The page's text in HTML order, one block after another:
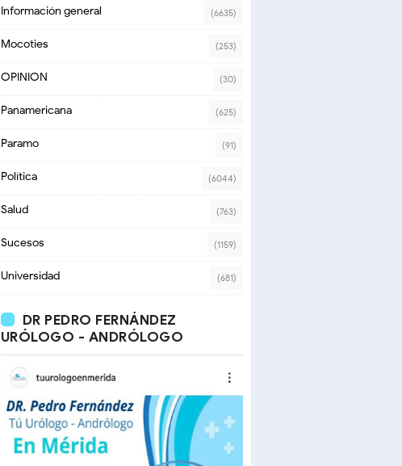
Información general (6635)
Mocoties (253)
OPINION (30)
Panamericana (625)
Paramo (91)
Política (6044)
Salud (763)
Sucesos (1159)
Universidad (681)
DR PEDRO FERNÁNDEZ
URÓLOGO - ANDRÓLOGO